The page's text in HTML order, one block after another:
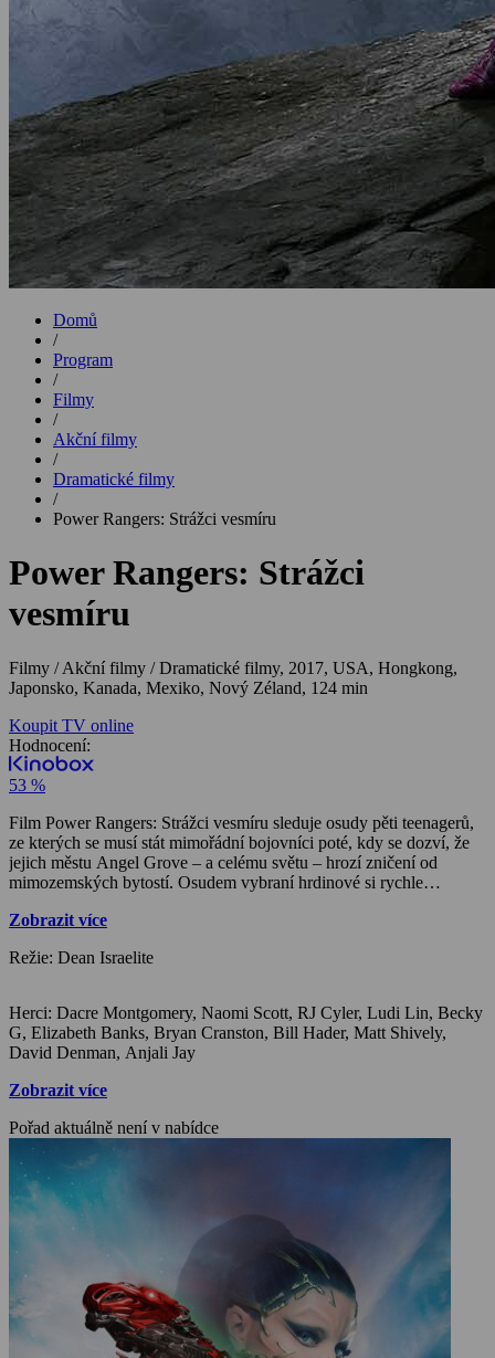
Domů
/
Program
/
Filmy
/
Akční filmy
/
Dramatické filmy
/
Power Rangers: Strážci vesmíru
Power Rangers: Strážci
vesmíru
Filmy / Akční filmy / Dramatické filmy, 2017, USA, Hongkong,
Japonsko, Kanada, Mexiko, Nový Zéland, 124 min
Koupit TV online
Hodnocení:
53 %
Film Power Rangers: Strážci vesmíru sleduje osudy pěti teenagerů,
ze kterých se musí stát mimořádní bojovníci poté, kdy se dozví, že
jejich městu Angel Grove – a celému světu – hrozí zničení od
mimozemských bytostí. Osudem vybraní hrdinové si rychle…
Zobrazit více
Režie: Dean Israelite
Herci: Dacre Montgomery, Naomi Scott, RJ Cyler, Ludi Lin, Becky
G, Elizabeth Banks, Bryan Cranston, Bill Hader, Matt Shively,
David Denman, Anjali Jay
Zobrazit více
Pořad aktuálně není v nabídce